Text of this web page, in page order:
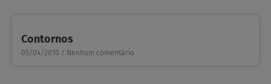
Contornos
05/04/2010 Nenhum comentário